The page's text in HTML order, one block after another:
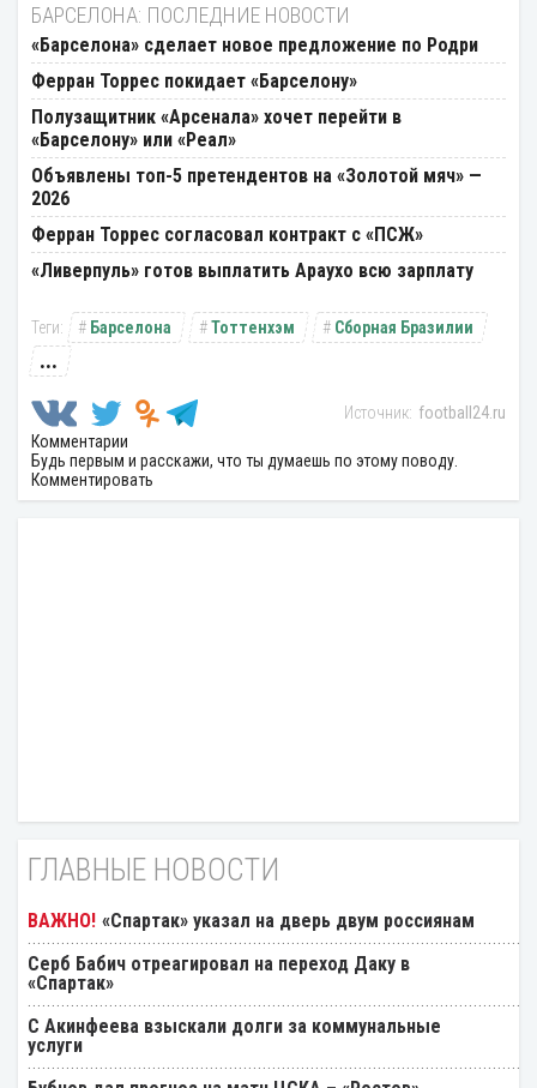
БАРСЕЛОНА: ПОСЛЕДНИЕ НОВОСТИ
«Барселона» сделает новое предложение по Родри
Ферран Торрес покидает «Барселону»
Полузащитник «Арсенала» хочет перейти в
«Барселону» или «Реал»
Объявлены топ-5 претендентов на «Золотой мяч» —
2026
Ферран Торрес согласовал контракт с «ПСЖ»
«Ливерпуль» готов выплатить Араухо всю зарплату
Барселона Тоттенхэм Сборная Бразилии
...
football24.ru
Комментарии
Будь первым и расскажи, что ты думаешь по этому поводу.
Комментировать
ГЛАВНЫЕ НОВОСТИ
«Спартак» указал на дверь двум россиянам
Серб Бабич отреагировал на переход Даку в
«Спартак»
С Акинфеева взыскали долги за коммунальные
услуги